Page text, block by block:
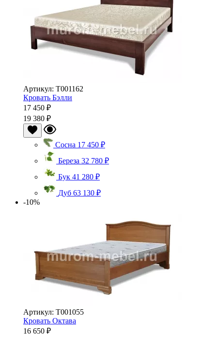
Артикул: Т001162
Кровать Бэлли
17 450 ₽
19 380 ₽
Сосна 17 450 ₽
Береза 32 780 ₽
Бук 41 280 ₽
Дуб 63 130 ₽
-10%
Артикул: Т001055
Кровать Октава
16 650 ₽